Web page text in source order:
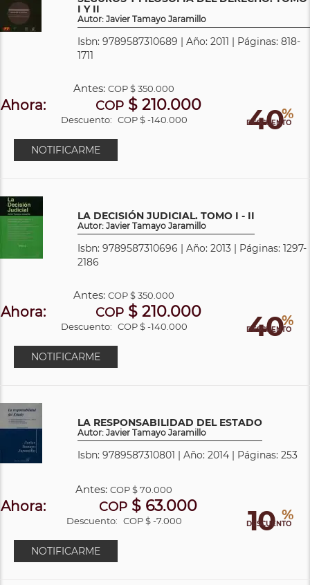
I Y II
Autor: Javier Tamayo Jaramillo
Isbn: 9789587310689 | Año: 2011 | Páginas: 818-
1711
40%
DESCUENTO
Antes:COP$ 350.000
Ahora: COP$ 210.000
Descuento: COP $ -140.000
NOTIFICARME
LA DECISIÓN JUDICIAL. TOMO I - II
Autor: Javier Tamayo Jaramillo
Isbn: 9789587310696 | Año: 2013 | Páginas: 1297-
2186
40%
DESCUENTO
Antes:COP$ 350.000
Ahora: COP$ 210.000
Descuento: COP $ -140.000
NOTIFICARME
LA RESPONSABILIDAD DEL ESTADO
Autor: Javier Tamayo Jaramillo
Isbn: 9789587310801 | Año: 2014 | Páginas: 253
10 %
DESCUENTO
Antes:COP$ 70.000
Ahora: COP $ 63.000
Descuento: COP $ -7.000
NOTIFICARME